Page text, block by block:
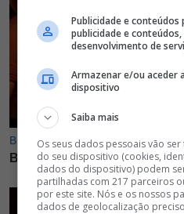
Publicidade e
publicidade e
desenvolvimento de
Armazenar e/ou aceder
dispositivo
Saiba mais
Os seus dados pessoais vão
do seu dispositivo (cookies,
dados do dispositivo) podem
partilhadas com 217 parceiros
por este site. Nós e os nossos
dados de geolocalização